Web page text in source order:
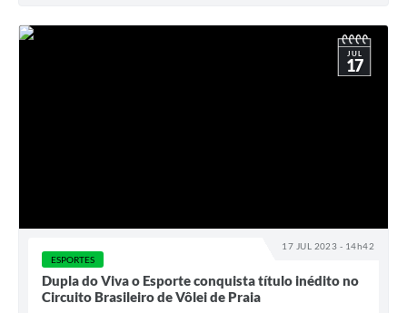
17 JUL 2023 - 14h42
JUL
17
ESPORTES
Dupla do Viva o Esporte conquista título inédito no
Circuito Brasileiro de Vôlei de Praia